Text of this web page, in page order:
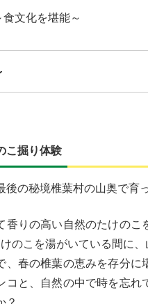
文化を堪能～
こ掘り体験
後の秘境椎葉村の山奥で育
香りの高い自然のたけのこ
けのこを湯がいている間に
、春の椎葉の恵みを存分に
コと、自然の中で時を忘れ